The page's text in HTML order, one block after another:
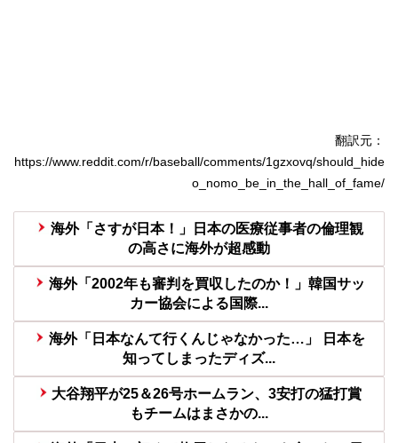
翻訳元：
https://www.reddit.com/r/baseball/comments/1gzxovq/should_hide
o_nomo_be_in_the_hall_of_fame/
海外「さすが日本！」日本の医療従事者の倫理観
の高さに海外が超感動
海外「2002年も審判を買収したのか！」韓国サッ
カー協会による国際...
海外「日本なんて行くんじゃなかった…」 日本を
知ってしまったディズ...
大谷翔平が25＆26号ホームラン、3安打の猛打賞
もチームはまさかの...